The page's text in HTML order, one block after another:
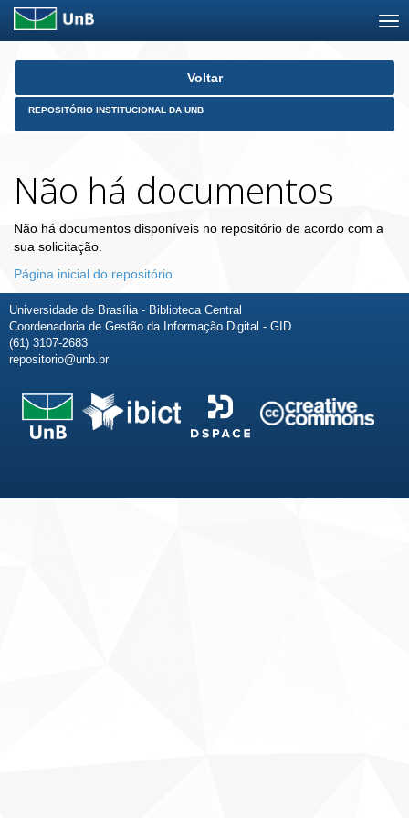
Skip
Voltar
REPOSITÓRIO INSTITUCIONAL DA UNB
Não há documentos
Não há documentos disponíveis no repositório de acordo com a
sua solicitação.
Página inicial do repositório
Universidade de Brasília - Biblioteca Central
Coordenadoria de Gestão da Informação Digital - GID
(61) 3107-2683
repositorio@unb.br